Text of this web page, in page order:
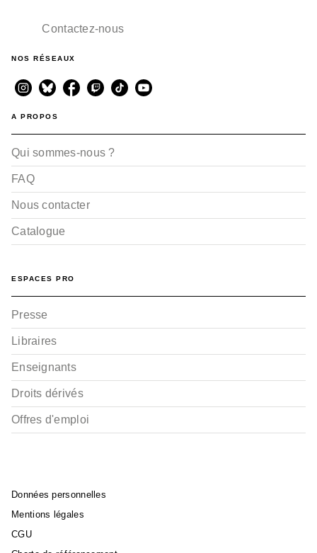
Contactez-nous
NOS RÉSEAUX
A PROPOS
Qui sommes-nous ?
FAQ
Nous contacter
Catalogue
ESPACES PRO
Presse
Libraires
Enseignants
Droits dérivés
Offres d'emploi
Données personnelles
Mentions légales
CGU